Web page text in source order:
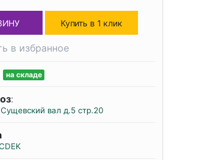
Купить в 1 клик
в избранное
на складе
:
вал д.5 стр.20